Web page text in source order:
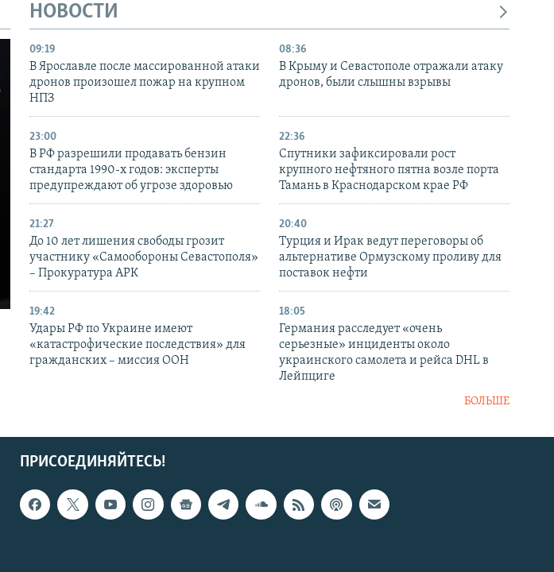
НОВОСТИ
09:19
В Ярославле после массированной атаки
дронов произошел пожар на крупном
НПЗ
08:36
В Крыму и Севастополе отражали атаку
дронов, были слышны взрывы
23:00
В РФ разрешили продавать бензин
стандарта 1990-х годов: эксперты
предупреждают об угрозе здоровью
22:36
Спутники зафиксировали рост
крупного нефтяного пятна возле порта
Тамань в Краснодарском крае РФ
21:27
До 10 лет лишения свободы грозит
участнику «Самообороны Севастополя»
– Прокуратура АРК
20:40
Турция и Ирак ведут переговоры об
альтернативе Ормузскому проливу для
поставок нефти
19:42
Удары РФ по Украине имеют
«катастрофические последствия» для
гражданских – миссия ООН
18:05
Германия расследует «очень
серьезные» инциденты около
украинского самолета и рейса DHL в
Лейпциге
БОЛЬШЕ
ПРИСОЕДИНЯЙТЕСЬ!